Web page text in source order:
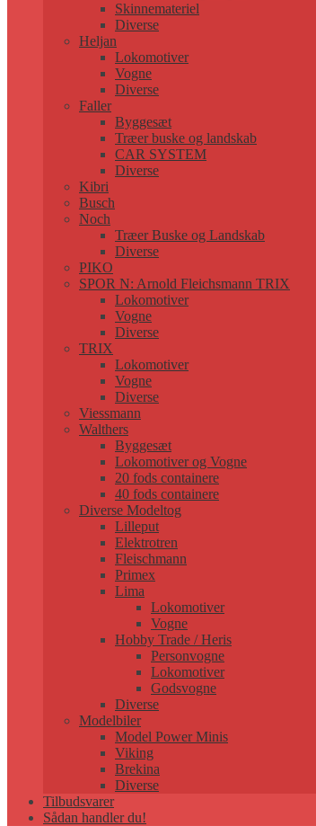
Skinnemateriel
Diverse
Heljan
Lokomotiver
Vogne
Diverse
Faller
Byggesæt
Træer buske og landskab
CAR SYSTEM
Diverse
Kibri
Busch
Noch
Træer Buske og Landskab
Diverse
PIKO
SPOR N: Arnold Fleichsmann TRIX
Lokomotiver
Vogne
Diverse
TRIX
Lokomotiver
Vogne
Diverse
Viessmann
Walthers
Byggesæt
Lokomotiver og Vogne
20 fods containere
40 fods containere
Diverse Modeltog
Lilleput
Elektrotren
Fleischmann
Primex
Lima
Lokomotiver
Vogne
Hobby Trade / Heris
Personvogne
Lokomotiver
Godsvogne
Diverse
Modelbiler
Model Power Minis
Viking
Brekina
Diverse
Tilbudsvarer
Sådan handler du!